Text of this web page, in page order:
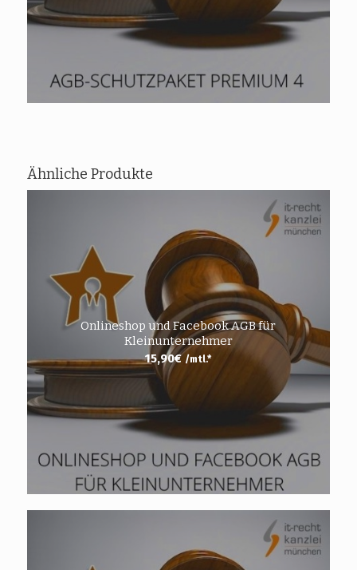
Ähnliche Produkte
Onlineshop und Facebook AGB für
Kleinunternehmer
15,90€ /mtl.*